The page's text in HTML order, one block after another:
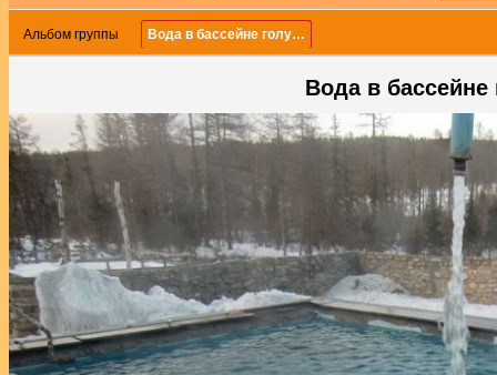
Альбом группы Вода в бассейне голу…
Вода в бассейне